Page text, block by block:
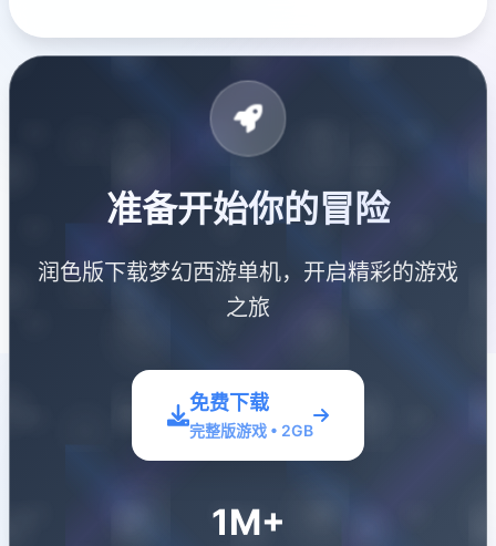
准备开始你的冒险
润色版下载梦幻西游单机，开启精彩的游戏
之旅
免费下载
完整版游戏 • 2GB
1M+